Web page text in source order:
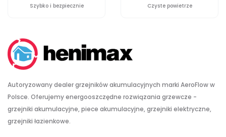
Szybko i bezpiecznie Czyste powietrze
Autoryzowany dealer grzejników akumulacyjnych marki AeroFlow w
Polsce. Oferujemy energooszczędne rozwiązania grzewcze -
grzejniki akumulacyjne, piece akumulacyjne, grzejniki elektryczne,
grzejniki łazienkowe.